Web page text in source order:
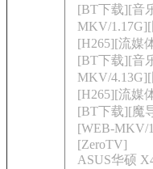
[BT下载][音
MKV/
[H265][流媒
[BT下载][音
MKV/
[H265][流媒
[BT下载][魔
[WEB-MKV/
[ZeroTV]
ASUS华硕